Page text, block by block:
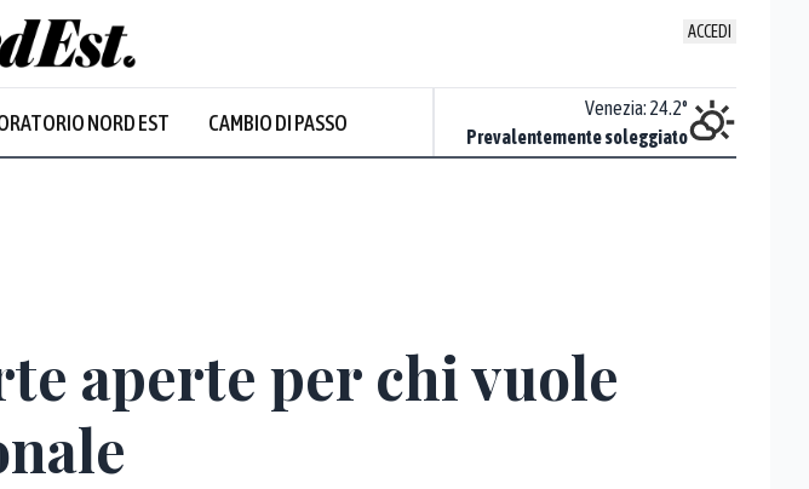
ACCEDI
NORD EST CAMBIO DI PASSO
Nuvoloso
Venezia: 24.2°
Prevalentemente soleggiato
aperte per chi vuole